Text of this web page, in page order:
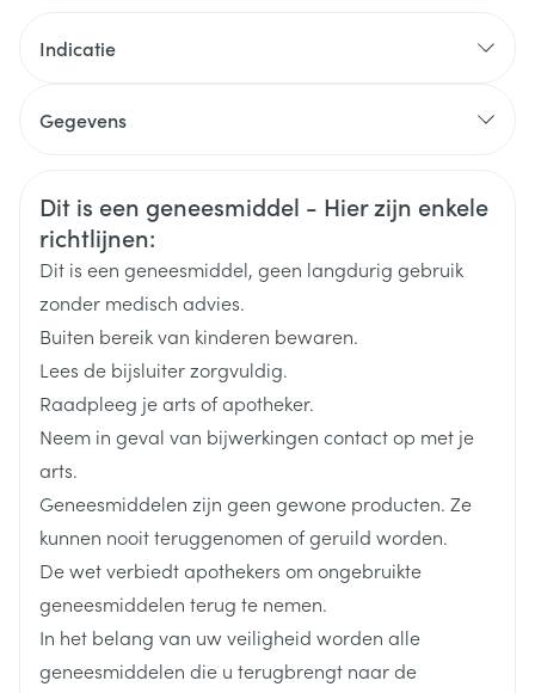
Indicatie
Gegevens
Organisaties
Merken Virbac
Breedte 55 mm
Lengte 121 mm
Diepte 38 mm
Hoeveelheid
Verpakking
31
Behoud Kamertemperatuur (15°C - 25°C)
Veiligheidsinformatie
Dit is een geneesmiddel - Hier zijn enkele
richtlijnen:
Dit is een geneesmiddel, geen langdurig gebruik
zonder medisch advies.
Buiten bereik van kinderen bewaren.
Lees de bijsluiter zorgvuldig.
Raadpleeg je arts of apotheker.
Neem in geval van bijwerkingen contact op met je
arts.
Geneesmiddelen zijn geen gewone producten. Ze
kunnen nooit teruggenomen of geruild worden.
De wet verbiedt apothekers om ongebruikte
geneesmiddelen terug te nemen.
In het belang van uw veiligheid worden alle
geneesmiddelen die u terugbrengt naar de